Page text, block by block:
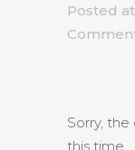
Posted at
Sorry,
this time.